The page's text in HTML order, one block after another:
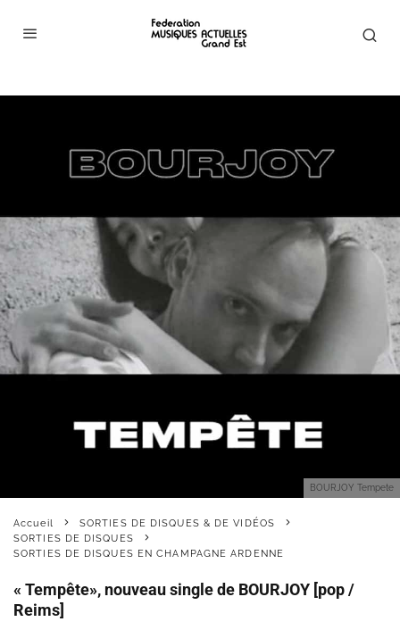
BOURJOY Tempete
Accueil
SORTIES DE DISQUES & DE VIDÉOS
SORTIES DE DISQUES
SORTIES DE DISQUES EN CHAMPAGNE ARDENNE
« Tempête», nouveau single de BOURJOY [pop /
Reims]